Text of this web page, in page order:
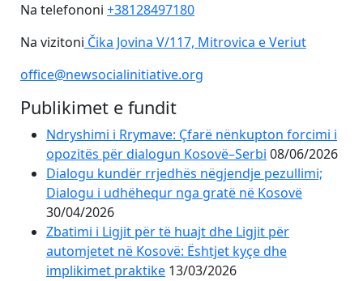
Na telefononi +38128497180
Na vizitoni Čika Jovina V/117, Mitrovica e Veriut
office@newsocialinitiative.org
Publikimet e fundit
Ndryshimi i Rrymave: Çfarë nënkupton forcimi i
opozitës për dialogun Kosovë–Serbi 08/06/2026
Dialogu kundër rrjedhës nëgjendje pezullimi;
Dialogu i udhëhequr nga gratë në Kosovë
30/04/2026
Zbatimi i Ligjit për të huajt dhe Ligjit për
automjetet në Kosovë: Ështjet kyçe dhe
implikimet praktike 13/03/2026